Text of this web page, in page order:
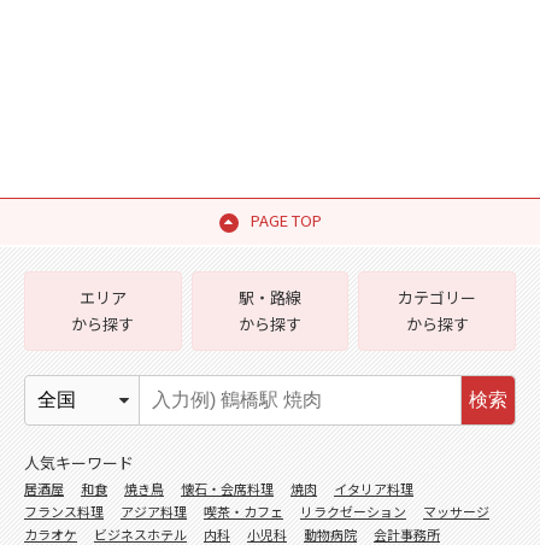
PAGE TOP
エリア
から探す
駅・路線
から探す
カテゴリー
から探す
検索
人気キーワード
居酒屋 和食 焼き鳥 懐石・会席料理 焼肉
イタリア料理
フランス料理
アジア料理 喫茶・カフェ リラクゼーション
マッサージ
カラオケ
ビジネスホテル 内科 小児科 動物病院
会計事務所